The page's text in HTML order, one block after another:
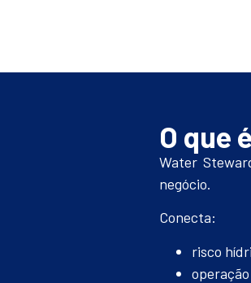
Water
negócio.
Conecta:
risco
operação
O que